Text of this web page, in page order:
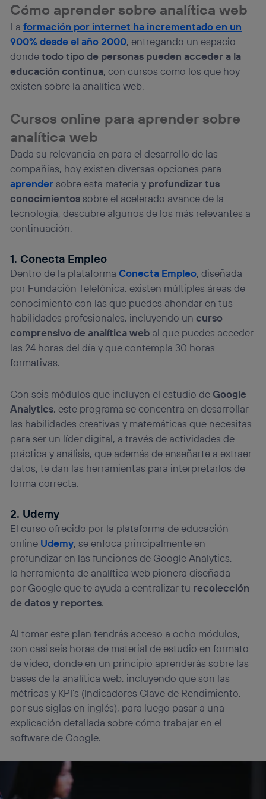
Cómo aprender sobre analítica web
Laformación por internet ha incrementado en un
900% desde el año 2000, entregando un espacio
dondetodo tipo de personas pueden acceder a la
educación continua, con cursos como los que hoy
existen sobre la analítica web.
Cursos online para aprender sobre
analítica web
Dada su relevancia en para el desarrollo de las
compañías, hoy existen diversas opciones para
aprendersobre esta materia y profundizar tus
conocimientossobre el acelerado avance de la
tecnología, descubre algunos de los más relevantes a
continuación.
1. Conecta Empleo
Dentro de la plataformaConecta Empleo, diseñada
por Fundación Telefónica, existen múltiples áreas de
conocimiento con las que puedes ahondar en tus
habilidades profesionales, incluyendo uncurso
comprensivo de analítica web al que puedes acceder
las 24 horas del día y que contempla 30 horas
formativas.
Con seis módulos que incluyen el estudio de Google
Analytics, este programa se concentra en desarrollar
las habilidades creativas y matemáticas que necesitas
para ser un líder digital, a través de actividades de
práctica y análisis, que además de enseñarte a extraer
datos, te dan las herramientas para interpretarlos de
forma correcta.
2. Udemy
El curso ofrecido por la plataforma de educación
online Udemy, se enfoca principalmente en
profundizar en las funciones de Google Analytics,
la herramienta de analítica web pionera diseñada
por Google que te ayuda a centralizar tu recolección
de datos y reportes.
Al tomar este plan tendrás acceso a ocho módulos,
con casi seis horas de material de estudio en formato
de video, donde en un principio aprenderás sobre las
bases de la analítica web, incluyendo que son las
métricas y KPI’s (Indicadores Clave de Rendimiento,
por sus siglas en inglés), para luego pasar a una
explicación detallada sobre cómo trabajar en el
software de Google.
personalizado, ya que se basará únicamente en la
navegación del usuario del móvil.
Puedes gestionar los consentimientos Utiq seleccionando
“Administrar Utiq” en la parte inferior de esta página web o
visitando el portal de privacidad de Utiq
(“consenthub”) . Para más información, consulta
la política de privacidad de Utiq.